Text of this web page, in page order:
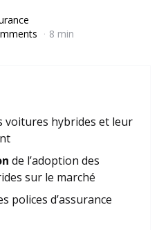
8 min
voitures hybrides et leur
de l’adoption des
sur le marché
polices d’assurance